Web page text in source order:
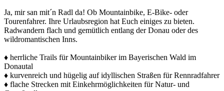
Ja, mir san mit´n Radl da! Ob Mountainbike, E-Bike- oder
Tourenfahrer. Ihre Urlaubsregion hat Euch einiges zu bieten.
Radwandern flach und gemütlich entlang der Donau oder des
wildromantischen Inns.
♦ herrliche Trails für Mountainbiker im Bayerischen Wald im
Donautal
♦ kurvenreich und hügelig auf idyllischen Straßen für Rennradfahrer
♦ flache Strecken mit Einkehrmöglichkeiten für Natur- und